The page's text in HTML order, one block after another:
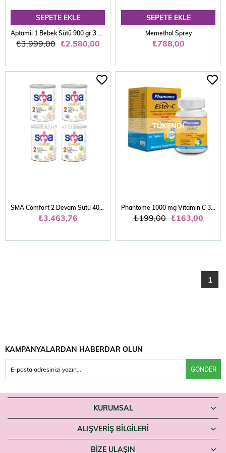
SEPETE EKLE
₺2.580,00
₺3.999,00
SEPETE EKLE
Memethol Sprey
₺788,00
TÜKENDI
₺3.463,76
TÜKENDI
₺163,00
₺199,00
1
KAMPANYALARDAN HABERDAR OLUN
GÖNDER
KURUMSAL
ALIŞVERİŞ BİLGİLERİ
BIZE ULAŞIN